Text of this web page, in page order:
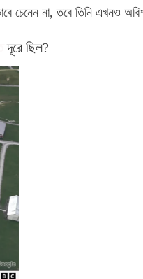
চেনেন না, তবে তিনি এখনও
দূরে ছিল?